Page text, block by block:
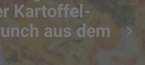
Kartoffel-
aus dem